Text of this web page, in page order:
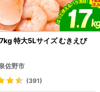
特大5Lサイズ むきえび
佐野市
(391)